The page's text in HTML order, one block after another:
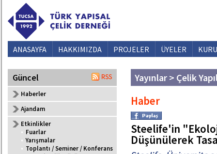
ANASAYFA HAKKIMIZDA PROJELER ÜYELER
Güncel
Haberler
Ajandam
Etkinlikler
• Fuarlar
• Yarışmalar
• Toplantı / Seminer / Konferans
Yayınlar > Çelik
Haber
Steelife'in
Düşünülerek